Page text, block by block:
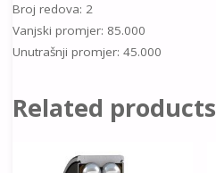
Broj redova: 2
Vanjski promjer: 85.000
Unutrašnji promjer: 45.000
Related products